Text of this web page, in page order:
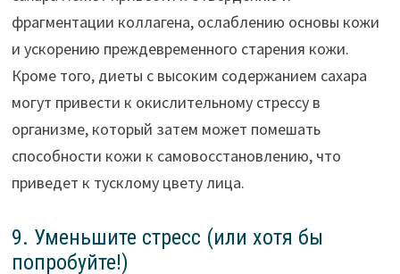
фрагментации коллагена, ослаблению основы кожи
и ускорению преждевременного старения кожи.
Кроме того, диеты с высоким содержанием сахара
могут привести к окислительному стрессу в
организме, который затем может помешать
способности кожи к самовосстановлению, что
приведет к тусклому цвету лица.
9. Уменьшите стресс (или хотя бы
попробуйте!)